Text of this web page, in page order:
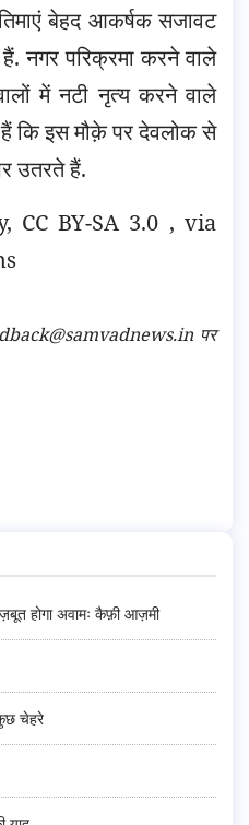
बेहद आकर्षक सजावट
नगर परिक्रमा करने वाले
में नटी नृत्य करने वाले
हैं कि इस मौक़े पर देवलोक से
उतरते हैं.
CC BY-SA 3.0 , via
पर
होगा अवामः कैफ़ी आज़मी
चेहरे